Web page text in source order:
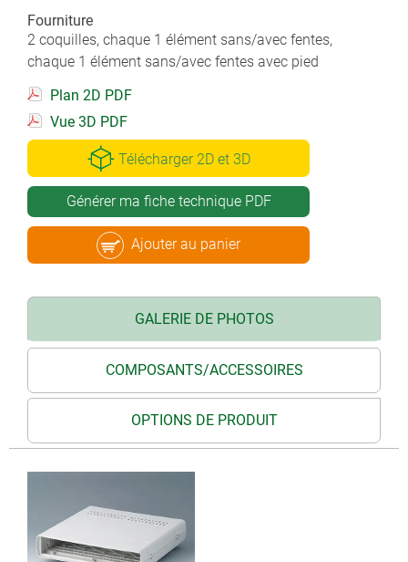
Fourniture
2 coquilles, chaque 1 élément sans/avec fentes,
chaque 1 élément sans/avec fentes avec pied
Plan 2D PDF
Vue 3D PDF
Télécharger 2D et 3D
Générer ma fiche technique PDF
Ajouter au panier
GALERIE DE PHOTOS
COMPOSANTS/ACCESSOIRES
OPTIONS DE PRODUIT